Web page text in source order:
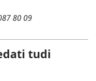
80 09
tudi